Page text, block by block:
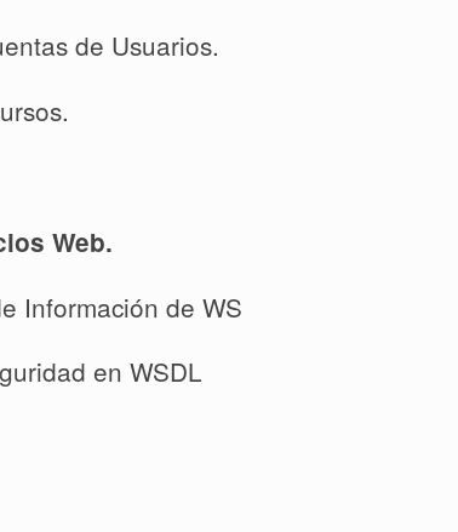
de Usuarios.
Web.
Información de WS
en WSDL